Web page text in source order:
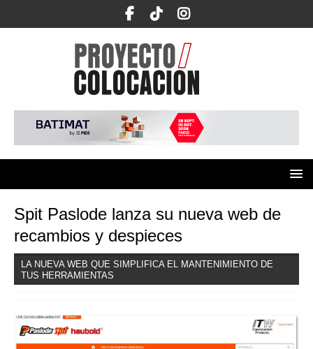
Spit Paslode lanza su nueva web de
recambios y despieces
LA NUEVA WEB QUE SIMPLIFICA EL MANTENIMIENTO DE
TUS HERRAMIENTAS